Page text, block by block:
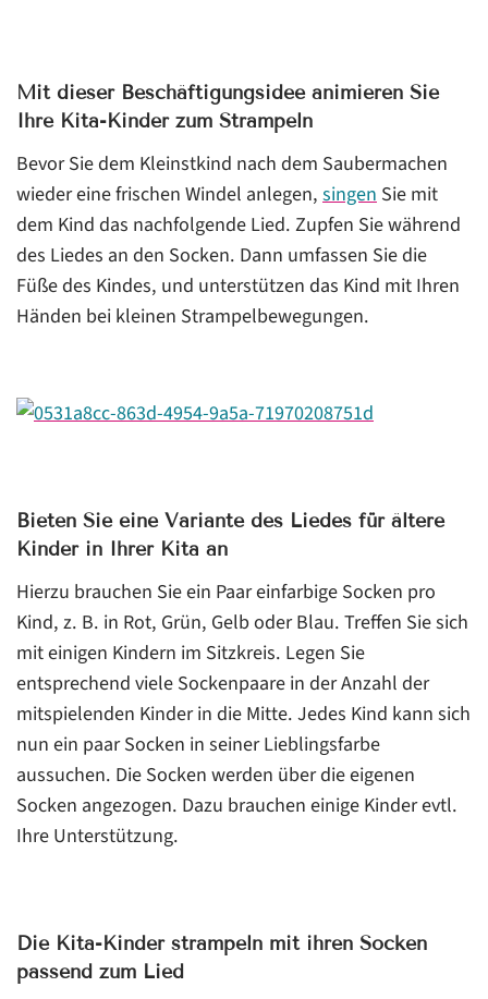
Mit dieser Beschäftigungsidee animieren Sie
Ihre Kita-Kinder zum Strampeln
Bevor Sie dem Kleinstkind nach dem Saubermachen
wieder eine frischen Windel anlegen,singen Sie mit
dem Kind das nachfolgende Lied. Zupfen Sie während
des Liedes an den Socken. Dann umfassen Sie die
Füße des Kindes, und unterstützen das Kind mit Ihren
Händen bei kleinen Strampelbewegungen.
Bieten Sie eine Variante des Liedes für ältere
Kinder in Ihrer Kita an
Hierzu brauchen Sie ein Paar einfarbige Socken pro
Kind, z. B. in Rot, Grün, Gelb oder Blau. Treffen Sie sich
mit einigen Kindern im Sitzkreis. Legen Sie
entsprechend viele Sockenpaare in der Anzahl der
mitspielenden Kinder in die Mitte. Jedes Kind kann sich
nun ein paar Socken in seiner Lieblingsfarbe
aussuchen. Die Socken werden über die eigenen
Socken angezogen. Dazu brauchen einige Kinder evtl.
Ihre Unterstützung.
Die Kita-Kinder strampeln mit ihren Socken
passend zum Lied